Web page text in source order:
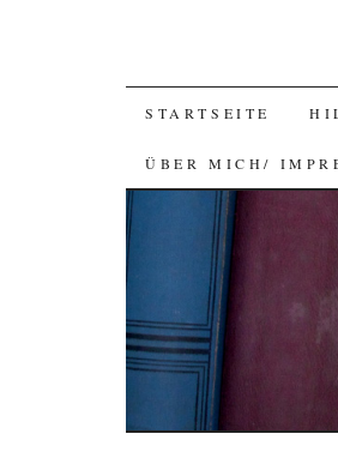
SKIP
TO
CONTENT
STARTSEITE
ÜBER MICH/